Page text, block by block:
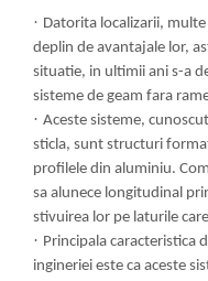
· Datorita localizarii,
deplin de avantajale lor,
situatie, in ultimii ani s-a
sisteme de geam fara
· Aceste sisteme,
sticla, sunt structuri
profilele din aluminiu.
sa alunece longitudinal
stivuirea lor pe laturile
· Principala caracteristica
ingineriei este ca aceste